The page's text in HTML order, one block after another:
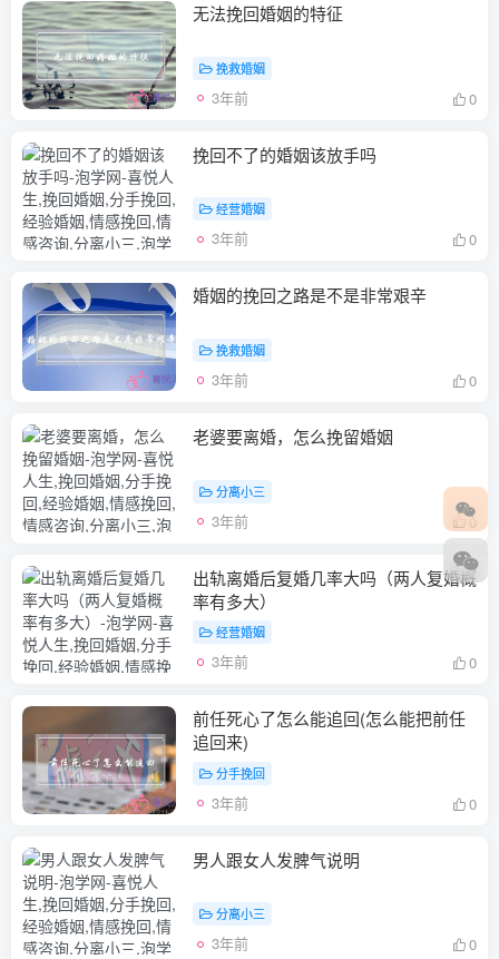
无法挽回婚姻的特征
挽救婚姻
3年前 0
挽回不了的婚姻该放手吗
经营婚姻
3年前 0
婚姻的挽回之路是不是非常艰辛
挽救婚姻
3年前 0
老婆要离婚，怎么挽留婚姻
分离小三
3年前 0
出轨离婚后复婚几率大吗（两人复婚概
率有多大）
经营婚姻
3年前 0
前任死心了怎么能追回(怎么能把前任
追回来)
分手挽回
3年前 0
男人跟女人发脾气说明
分离小三
3年前 0